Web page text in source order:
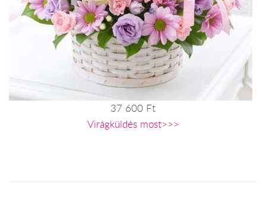
37 600 Ft
Virágküldés most>>>